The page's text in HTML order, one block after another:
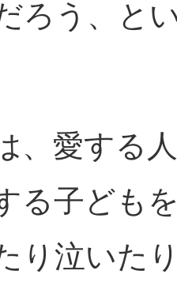
ろう、と
、愛する
る子ども
り泣いた